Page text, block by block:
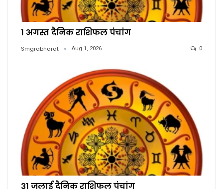
1 अगस्त दैनिक राशिफल पंचांग
Smgrabharat Aug 1, 2026 0
31 जुलाई दैनिक राशिफल पंचांग